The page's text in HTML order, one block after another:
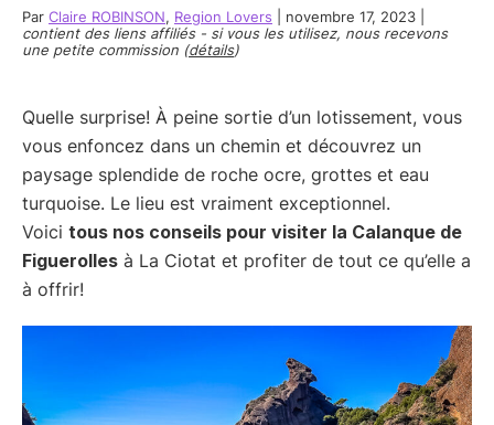
et
Manu
Par Claire ROBINSON, Region Lovers novembre 17, 2023
contient des liens affiliés - si vous les utilisez, nous recevons
une petite commission (détails)
Quelle surprise! À peine sortie d’un lotissement, vous
vous enfoncez dans un chemin et découvrez un
paysage splendide de roche ocre, grottes et eau
turquoise. Le lieu est vraiment exceptionnel.
Voici tous nos conseils pour visiter la Calanque de
Figuerolles à La Ciotat et profiter de tout ce qu’elle a
à offrir!